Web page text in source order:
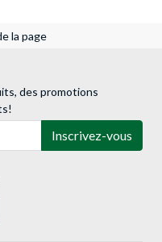
la page
des promotions
Inscrivez-vous